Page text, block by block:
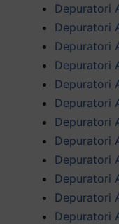
Depuratori
Depuratori
Depuratori
Depuratori
Depuratori
Depuratori
Depuratori
Depuratori
Depuratori
Depuratori
Depuratori
Depuratori